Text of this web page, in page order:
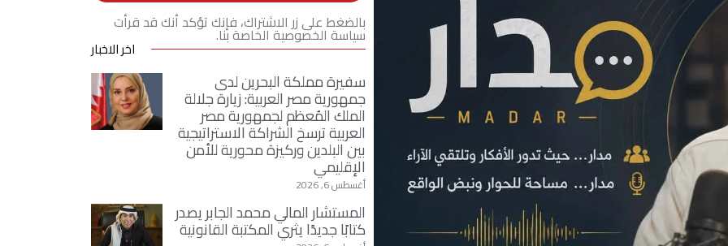
بالضغط على زر الاشتراك، فإنك تؤكد أنك قد قرأت
سياسة الخصوصية الخاصة بنا.
اخر الاخبار
سفيرة مملكة البحرين لدى
جمهورية مصر العربية: زيارة جلالة
الملك المُعظم لجمهورية مصر
العربية ترسخ الشراكة الاستراتيجية
بين البلدين وركيزة محورية للأمن
الإقليمي
أغسطس 6, 2026
المستشار المالي محمد الجابر يصدر
كتابًا جديدًا يثري المكتبة القانونية